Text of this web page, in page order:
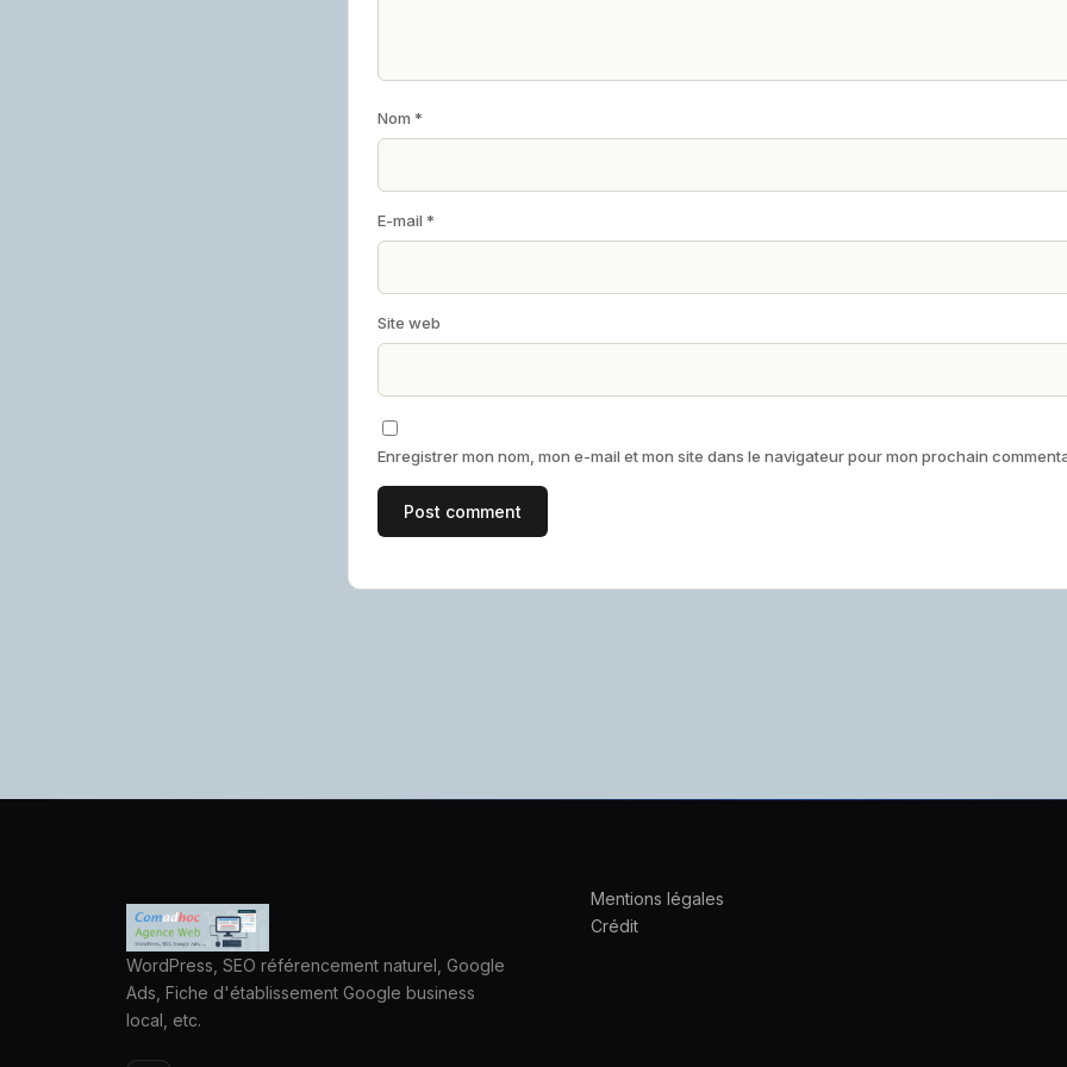
Nom *
E-mail *
Site web
Enregistrer mon nom, mon e-mail et mon site dans le navigateur pour mon prochain
WordPress, SEO référencement naturel, Google
Ads, Fiche d'établissement Google business
local, etc.
Mentions légales
Crédit